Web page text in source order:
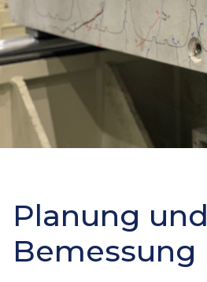
Planung und
Bemessung